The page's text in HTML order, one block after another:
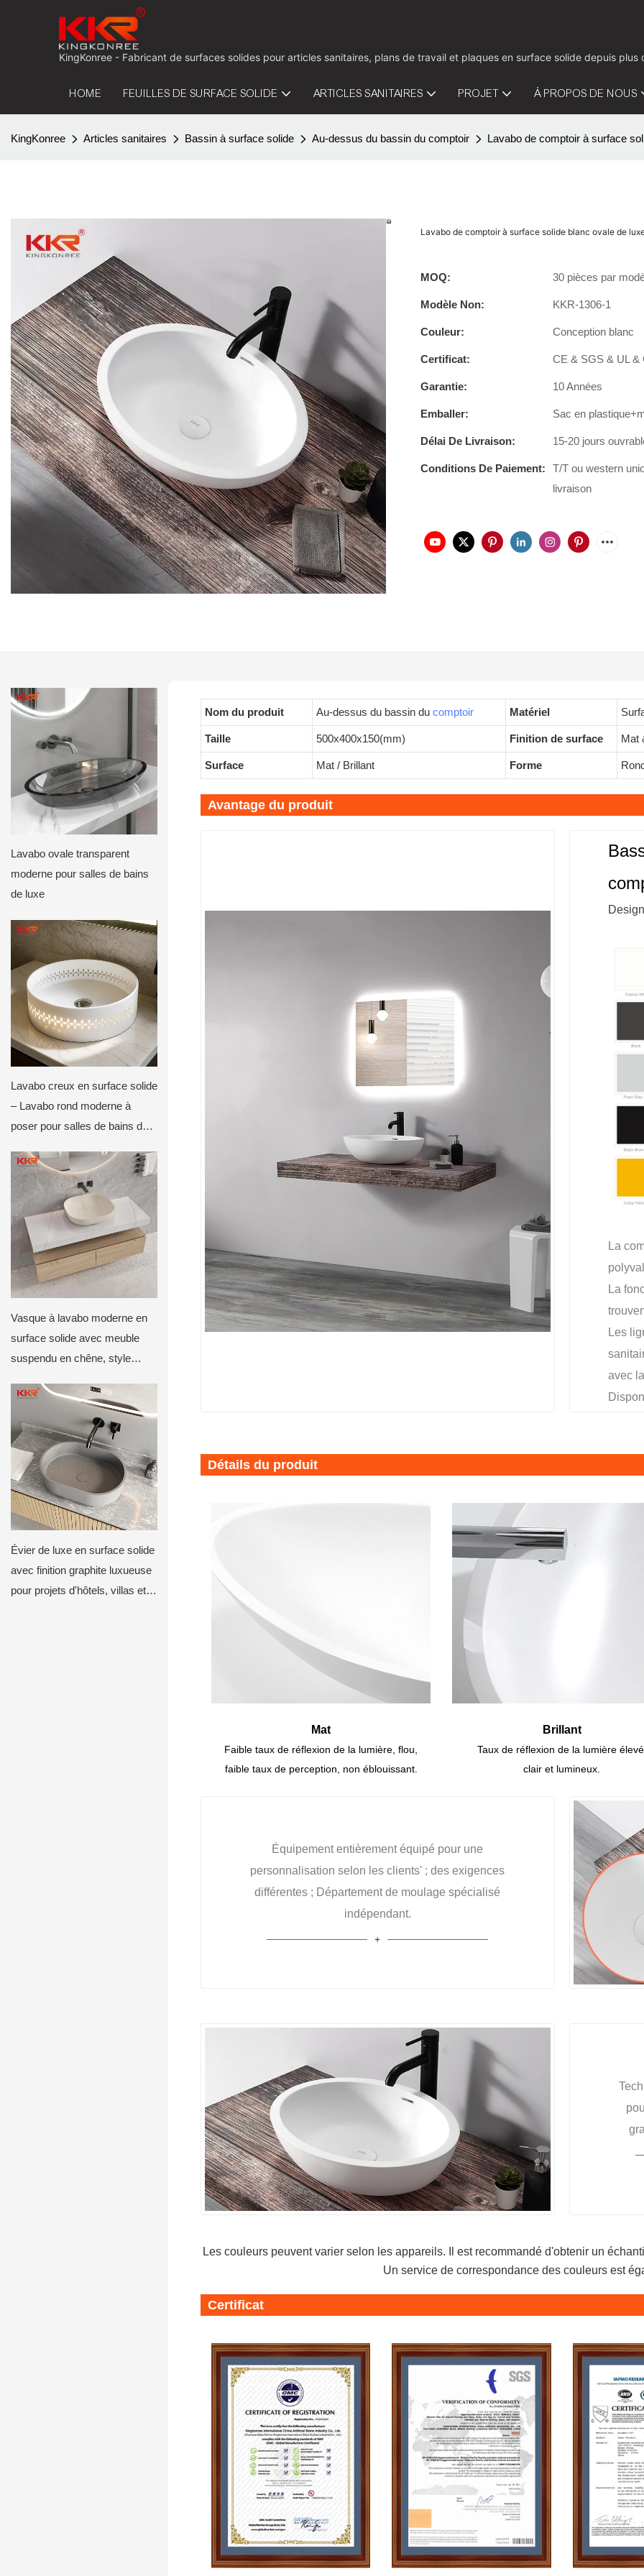
KingKonree - Fabricant de surfaces solides pour articles sanitaires, plans de travail et plaques en surface solide depuis
HOME FEUILLES DE SURFACE SOLIDE ARTICLES SANITAIRES PROJET À PROPOS DE NOUS
KingKonree Articles sanitaires Bassin à surface solide Au-dessus du bassin du comptoir Lavabo de comptoir à surface
Lavabo de comptoir à surface solide blanc ovale de
MOQ: 30 pièces par
Modèle Non: KKR-1306-1
Couleur: Conception blanc
Certificat: CE & SGS & UL &
Garantie: 10 Années
Emballer: Sac en
Délai De Livraison: 15-20 jours
Conditions De Paiement:
T/T ou western
livraison
Lavabo ovale transparent
moderne pour salles de bains
de luxe
Lavabo creux en surface solide
– Lavabo rond moderne à
poser pour salles de bains de
Vasque à lavabo moderne en
surface solide avec meuble
suspendu en chêne, style
Évier de luxe en surface solide
avec finition graphite luxueuse
pour projets d'hôtels, villas et
Nom du produit Au-dessus du bassin du comptoir Matériel
Taille 500x400x150(mm) Finition de surface Mat
Surface Mat / Brillant Forme
Avantage du produit
La
La
Les
avec
Détails du produit
Mat
Faible taux de réflexion de la lumière, flou,
faible taux de perception, non éblouissant.
Brillant
Taux de réflexion de la lumière
clair et lumineux.
Équipement entièrement équipé pour une
personnalisation selon les clients' ; des exigences
différentes ; Département de moulage spécialisé
indépendant.
Les couleurs peuvent varier selon les appareils. Il est recommandé d'obtenir un
Un service de correspondance des couleurs est
Certificat